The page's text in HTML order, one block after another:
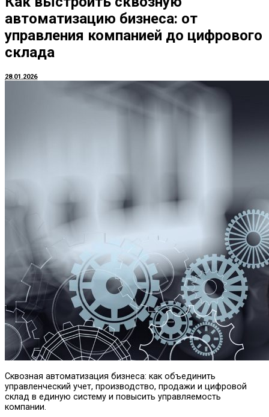
автоматизацию бизнеса: от
управления компанией до цифрового
склада
28.01.2026
Сквозная автоматизация бизнеса: как объединить
управленческий учет, производство, продажи и цифровой
склад в единую систему и повысить управляемость
компании.